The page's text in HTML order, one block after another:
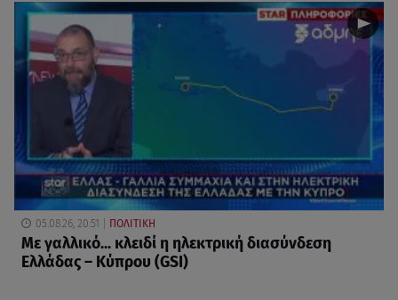
05.08.26, 20:51 ΠΟΛΙΤΙΚΗ
Με γαλλικό... κλειδί η ηλεκτρική διασύνδεση
Ελλάδας – Κύπρου (GSI)